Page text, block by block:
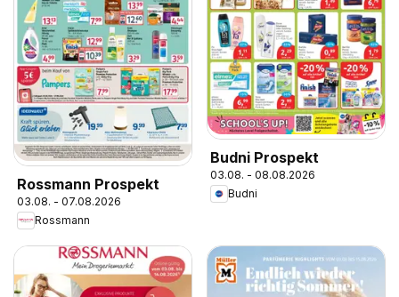
Rossmann Prospekt
03.08. - 07.08.2026
Rossmann
Budni Prospekt
03.08. - 08.08.2026
Budni